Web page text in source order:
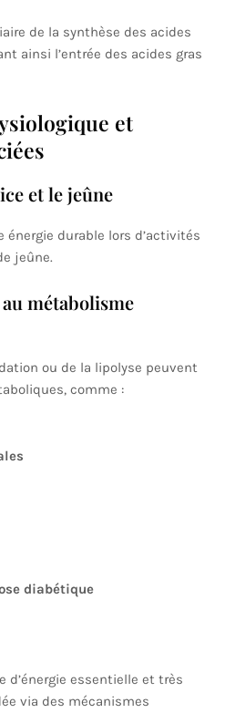
de la synthèse des acides
ainsi l’entrée des acides gras
et
et le jeûne
durable lors d’activités
jeûne.
métabolisme
ou de la lipolyse peuvent
comme :
diabétique
d’énergie essentielle et très
via des mécanismes